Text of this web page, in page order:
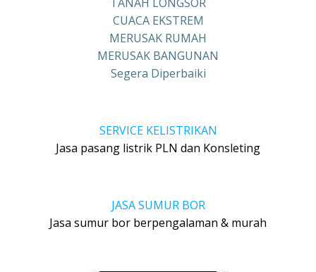
CUACA EKSTREM
MERUSAK RUMAH
MERUSAK BANGUNAN
Segera Diperbaiki
SERVICE KELISTRIKAN
Jasa pasang listrik PLN dan Konsleting
JASA SUMUR BOR
Jasa sumur bor berpengalaman & murah